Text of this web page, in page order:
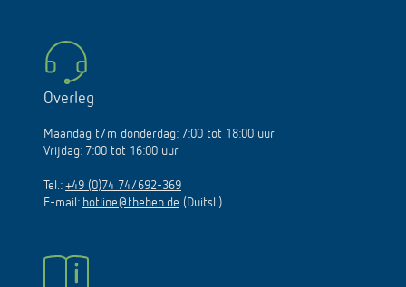
Overleg
Maandag t/m donderdag: 7:00 tot 18:00 uur
Vrijdag: 7:00 tot 16:00 uur
Tel.: +49 (0)74 74/692-369
E-mail: hotline@theben.de (Duitsl.)